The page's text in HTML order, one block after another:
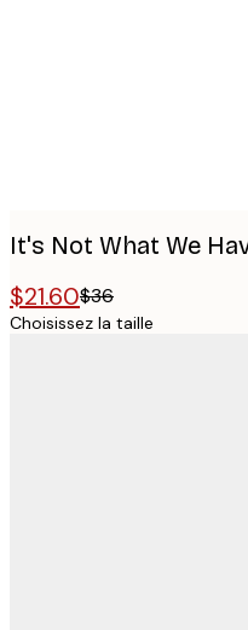
It's Not What We
$21.60$36
Choisissez la taille